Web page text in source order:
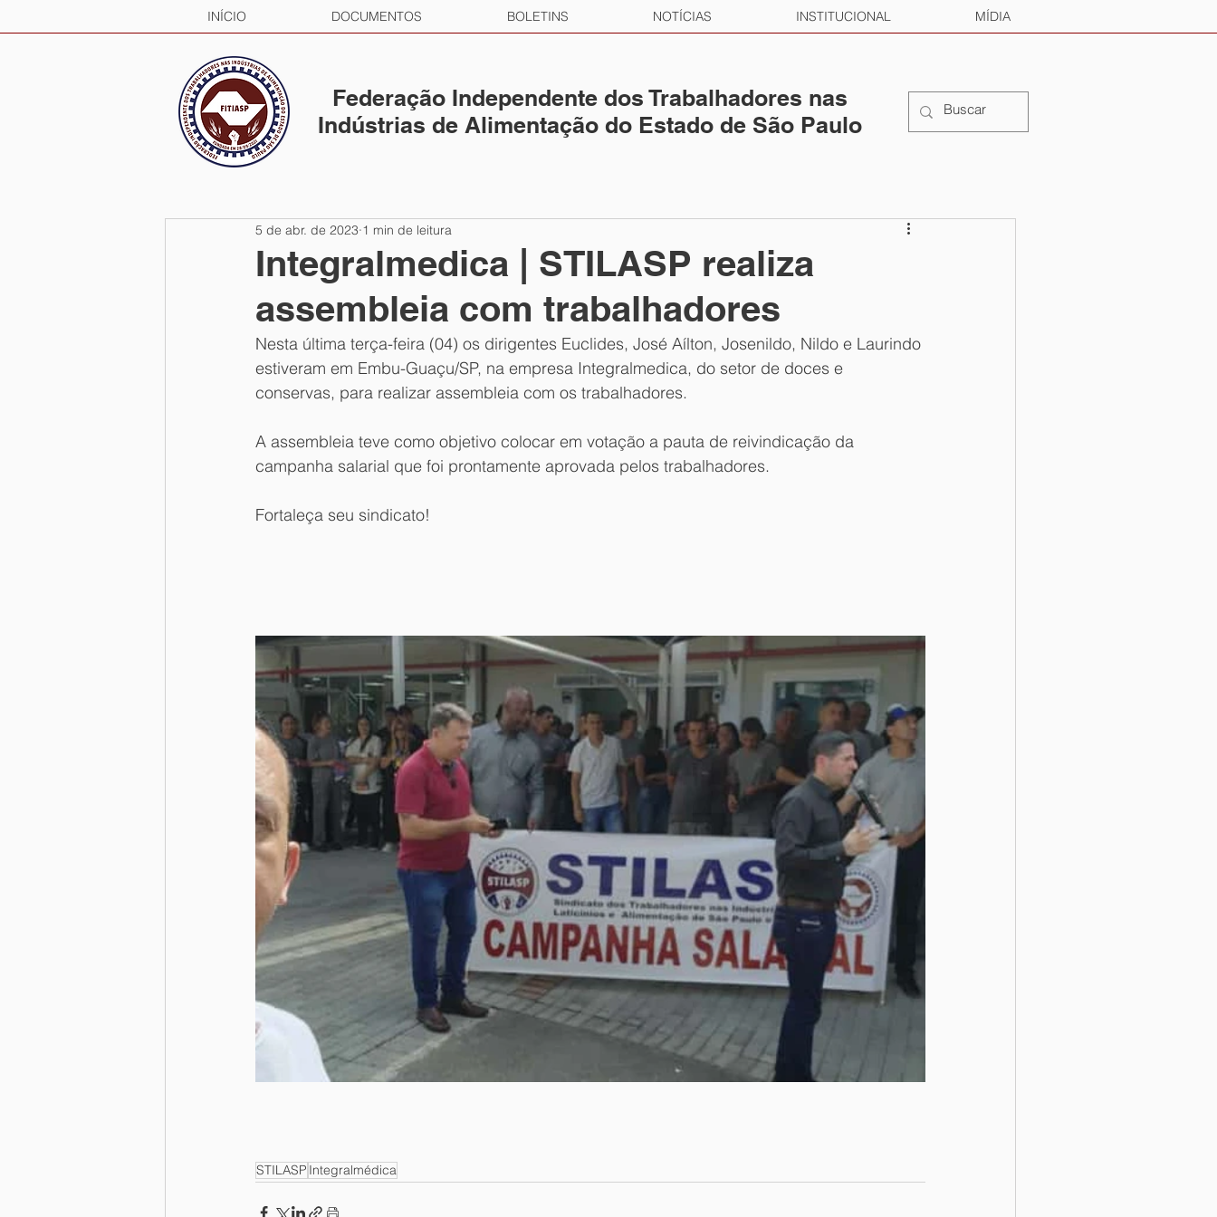
INÍCIO DOCUMENTOS BOLETINS NOTÍCIAS INSTITUCIONAL MÍDIA
Federação Independente dos Trabalhadores nas
Indústrias de Alimentação do Estado de São Paulo
Integralmedica | STILASP realiza
assembleia com trabalhadores
5 de abr. de 2023 1 min de leitura
Nesta última terça-feira (04) os dirigentes Euclides, José Aílton, Josenildo, Nildo e Laurindo
estiveram em Embu-Guaçu/SP, na empresa Integralmedica, do setor de doces e
conservas, para realizar assembleia com os trabalhadores.
A assembleia teve como objetivo colocar em votação a pauta de reivindicação da
campanha salarial que foi prontamente aprovada pelos trabalhadores.
Fortaleça seu sindicato!
STILASP Integralmédica